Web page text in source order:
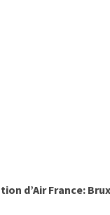
d’Air France: